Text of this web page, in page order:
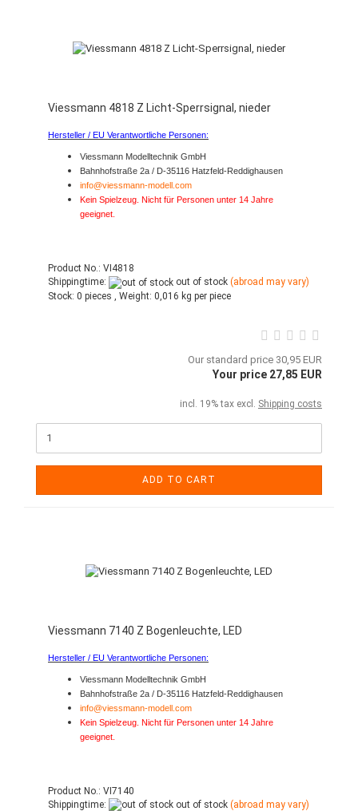
Viessmann 4818 Z Licht-Sperrsignal, nieder
Hersteller / EU Verantwortliche Personen:
Viessmann Modelltechnik GmbH
Bahnhofstraße 2a / D-35116 Hatzfeld-Reddighausen
info@viessmann-modell.com
Kein Spielzeug. Nicht für Personen unter 14 Jahre
geeignet.
Product No.: VI4818
Shippingtime:
out of stock (abroad may vary)
Stock: 0 pieces , Weight: 0,016 kg per piece
Our standard price 30,95 EUR
Your price 27,85 EUR
incl. 19% tax excl. Shipping costs
ADD TO CART
Viessmann 7140 Z Bogenleuchte, LED
Hersteller / EU Verantwortliche Personen:
Viessmann Modelltechnik GmbH
Bahnhofstraße 2a / D-35116 Hatzfeld-Reddighausen
info@viessmann-modell.com
Kein Spielzeug. Nicht für Personen unter 14 Jahre
geeignet.
Product No.: VI7140
Shippingtime:
out of stock (abroad may vary)